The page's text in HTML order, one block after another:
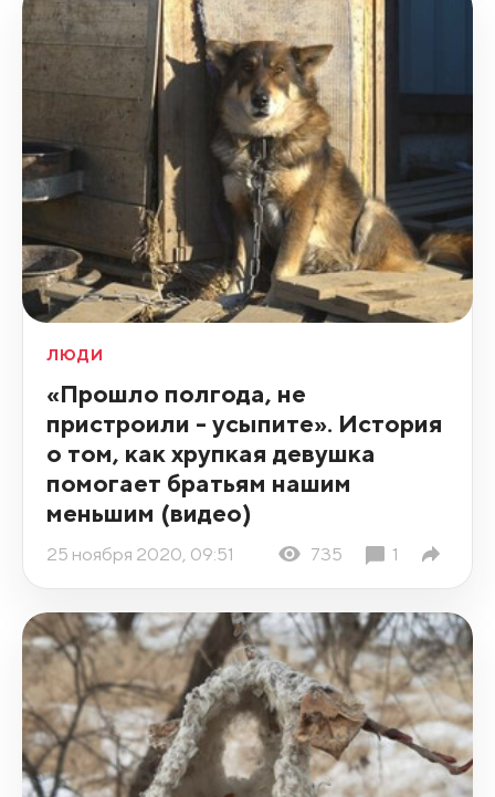
ЛЮДИ
«Прошло полгода, не
пристроили - усыпите». История
о том, как хрупкая девушка
помогает братьям нашим
меньшим (видео)
25 ноября 2020, 09:51 735 1